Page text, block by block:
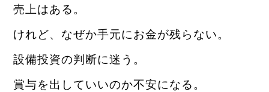
売上はある。
けれど、なぜか手元にお金が残らない。
設備投資の判断に迷う。
賞与を出していいのか不安になる。